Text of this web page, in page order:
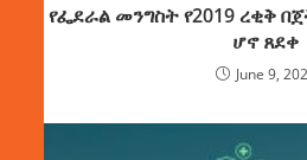
የፌደራል መንግስት የ2019 ረቂቅ
ሆኖ ጸደቀ
June 9,